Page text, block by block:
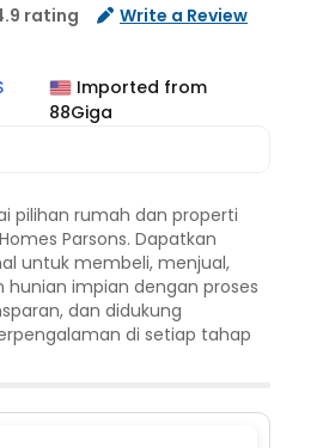
rating Write a Review
Imported from
88Giga
pilihan rumah dan properti
Parsons. Dapatkan
untuk membeli, menjual,
impian dengan proses
dan didukung
di setiap tahap